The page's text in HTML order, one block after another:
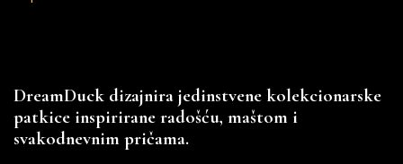
DreamDuck dizajnira jedinstvene kolekcionarske
patkice inspirirane radošću, maštom i
svakodnevnim pričama.